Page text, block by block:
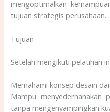
mengoptimalkan
tujuan strategis perusahaan.
Tujuan
Setelah mengikuti pelatihan
Memahami konsep desain
Mampu menyederhanakan
tanpa mengenyampingkan